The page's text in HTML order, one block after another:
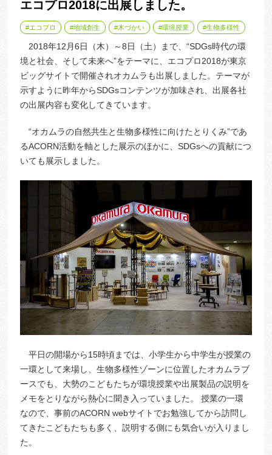
エコプロ2018に出展しました。
エコプロ 地域創生 木づかい 環境授業 生物多様性
2018年12月6日（木）～8日（土）まで、“SDGs時代の環
境と社会、そして未来へ”をテーマに、エコプロ2018が東京
ビッグサイトで開催されオカムラも出展しました。テーマが
示すように昨年からSDGsコンテンツが加味され、出展各社
の出展内容も変化してきています。
“オカムラの自然共生と生物多様性に向けたとりくみ”であ
るACORN活動を軸とした展示のほかに、SDGsへの貢献につ
いても展示しました。
平日の開場から15時頃までは、小学生から中学生が授業の
一環として来場し、生物多様性ゾーンに位置したオカムラブ
ースでも、大勢のこどもたちが環境授業や出展製品の説明を
メモをとりながら熱心に聞き入っていました。 授業の一環
なので、事前のACORN webサイトでお勉強してから訪問し
てきたこどもたちも多く、説明する側にも気合いが入りまし
た。